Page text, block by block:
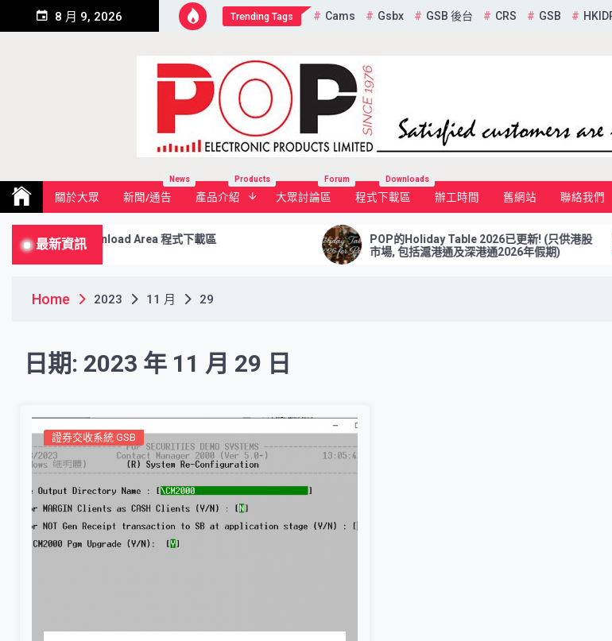
8 月 9, 2026 Trending Tags Cams Gsbx GSB 後台 CRS GSB
Pop Electronic Products Limited
關於大眾 新聞/通告
News
產品介紹
Products
大眾討論區
Forum
程式下載區
Downloads
辦工時間 舊網站 聯絡我們
最新資訊
Download Area 程式下載區
POP的Holiday Table 2026已更新! (只供港股
市場, 包括滬港通及深港通2026年假期)
Home 2023 11 月 29
日期: 2023 年 11 月 29 日
證券交收系統 GSB